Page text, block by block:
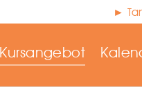
►
Kursangebot